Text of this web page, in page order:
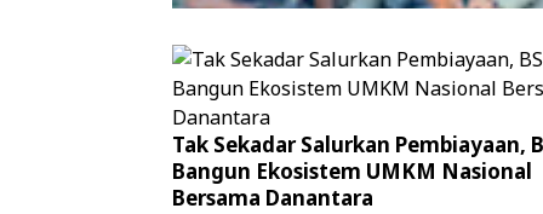
Patroli Humanis Satgas Kepolisian
Damai Cartenz di Puncak Jaya
Kedekatan dengan Masyarakat
Tak Sekadar Salurkan Pembiayaan,
Bangun Ekosistem UMKM Nasional
Bersama Danantara